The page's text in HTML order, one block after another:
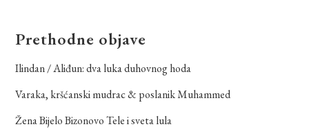
Prethodne objave
Ilindan / Aliđun: dva luka duhovnog hoda
Varaka, kršćanski mudrac & poslanik Muhammed
Žena Bijelo Bizonovo Tele i sveta lula